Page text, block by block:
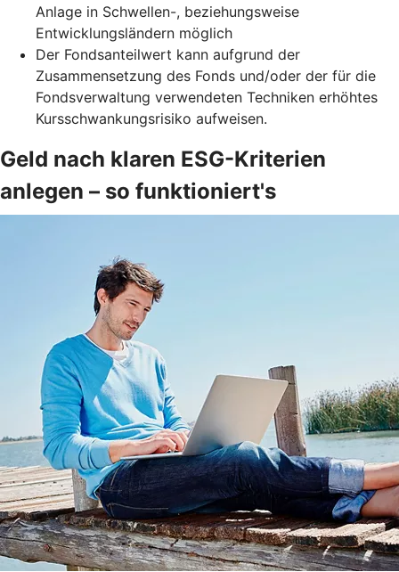
Anlage in Schwellen-, beziehungsweise
Entwicklungsländern möglich
Der Fondsanteilwert kann aufgrund der
Zusammensetzung des Fonds und/oder der für die
Fondsverwaltung verwendeten Techniken erhöhtes
Kursschwankungsrisiko aufweisen.
Geld nach klaren ESG-Kriterien
anlegen – so funktioniert's